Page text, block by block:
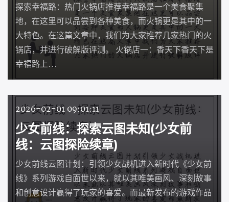
探索幸福路：热门火锅店推荐幸福路是一个美食聚集
地，在这里可以品尝到各种美食，而火锅更是其中的一
大特色。在这篇文章中，我们为大家推荐几家热门的火
锅店，并进行破解版评测。 火锅店一：香天下香天下是
幸福路上...
2026-02-01 09:01:11
少女前线：探索云图未知(少女前
线：云图探险续章)
少女前线云图计划：引领少女战机进入新时代《少女前
线》系列游戏自面世以来，就以其唯美画风、深刻故事
和创意设计赢得了玩家的喜爱。而最新发布的游戏作品